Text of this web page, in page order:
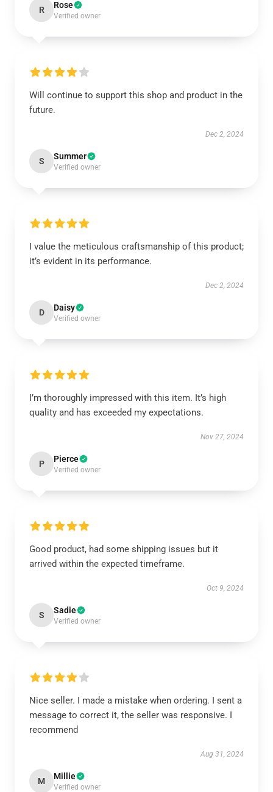
R Rose
Verified owner
Will continue to support this shop and product in the
future.
Dec 2, 2024
S Summer
Verified owner
I value the meticulous craftsmanship of this product;
it’s evident in its performance.
Dec 2, 2024
D Daisy
Verified owner
I’m thoroughly impressed with this item. It’s high
quality and has exceeded my expectations.
Nov 27, 2024
P Pierce
Verified owner
Good product, had some shipping issues but it
arrived within the expected timeframe.
Oct 9, 2024
S Sadie
Verified owner
Nice seller. I made a mistake when ordering. I sent a
message to correct it, the seller was responsive. I
recommend
Aug 31, 2024
M Millie
Verified owner